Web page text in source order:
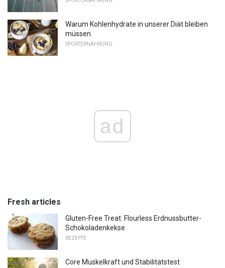
Warum Kohlenhydrate in unserer Diät bleiben
müssen
SPORTERNÄHRUNG
ad
Fresh articles
Gluten-Free Treat: Flourless Erdnussbutter-
Schokoladenkekse
REZEPTE
Core Muskelkraft und Stabilitätstest